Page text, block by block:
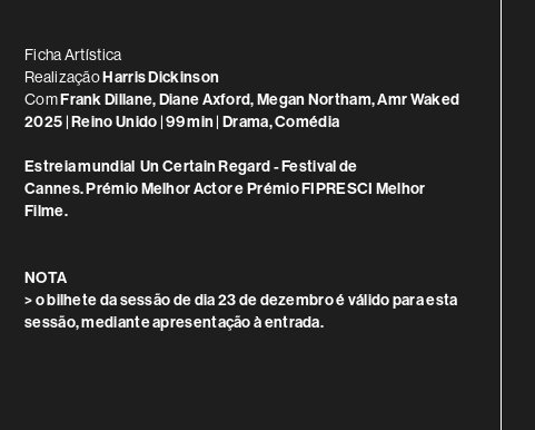
Ficha Artística
RealizaçãoHarris Dickinson
ComFrank Dillane, Diane Axford, Megan Northam, Amr Waked
2025 | Reino Unido | 99 min | Drama, Comédia
Estreia mundial Un Certain Regard - Festival de
Cannes. Prémio Melhor Actor e Prémio FIPRESCI Melhor
Filme.
NOTA
> o bilhete da sessão de dia 23 de dezembro é válido para esta
sessão, mediante apresentação à entrada.